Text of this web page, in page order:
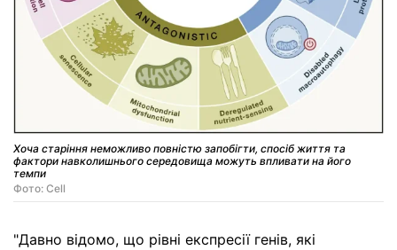
Хоча старіння неможливо повністю запобігти, спосіб життя та
фактори навколишнього середовища можуть впливати на його
темпи
Фото: Cell
"Давно відомо, що рівні експресії генів, які